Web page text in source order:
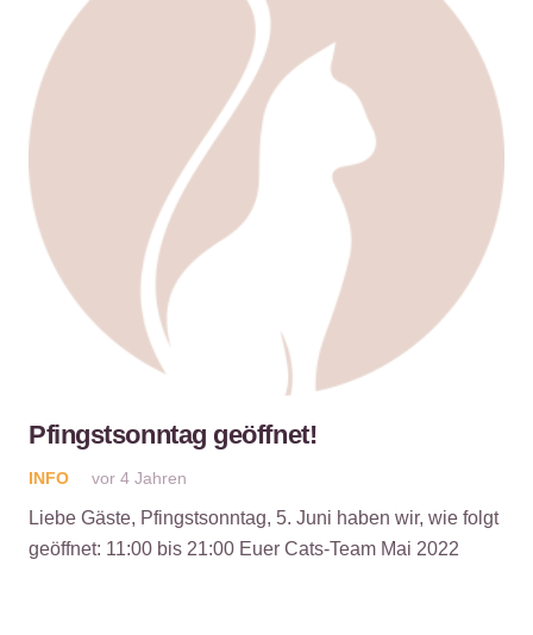
Pfingstsonntag geöffnet!
INFO vor 4 Jahren
Liebe Gäste, Pfingstsonntag, 5. Juni haben wir, wie folgt
geöffnet: 11:00 bis 21:00 Euer Cats-Team Mai 2022